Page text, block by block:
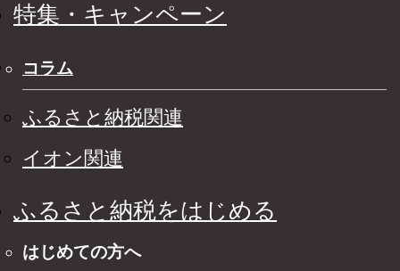
特集・キャンペーン
コラム
ふるさと納税関連
イオン関連
ふるさと納税をはじめる
はじめての方へ